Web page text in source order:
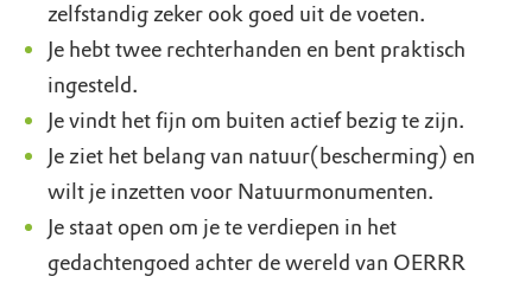
zelfstandig zeker ook goed uit de voeten.
Je hebt twee rechterhanden en bent praktisch
ingesteld.
Je vindt het fijn om buiten actief bezig te zijn.
Je ziet het belang van natuur(bescherming) en
wilt je inzetten voor Natuurmonumenten.
Je staat open om je te verdiepen in het
gedachtengoed achter de wereld van OERRR